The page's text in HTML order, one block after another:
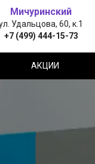
Мичуринский
Удальцова, 60, к.1
+7 (499) 444-15-73
АКЦИИ